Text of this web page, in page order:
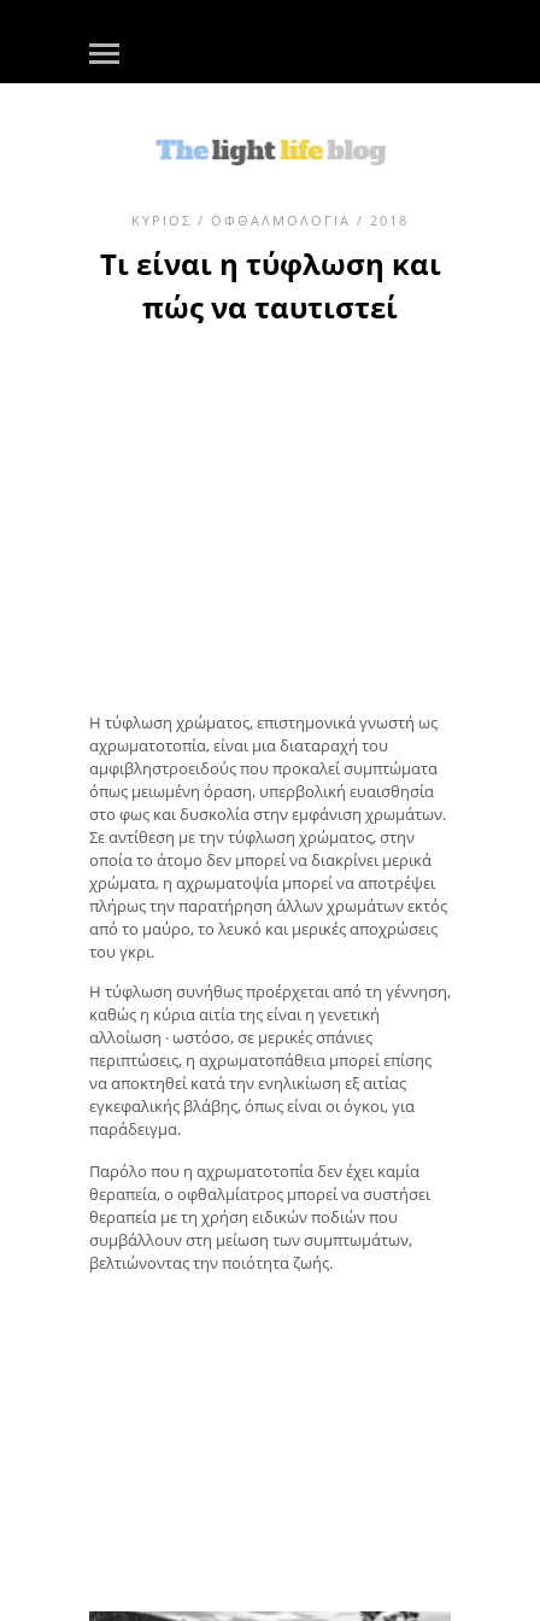
ΚΎΡΙΟΣ / ΟΦΘΑΛΜΟΛΟΓΊΑ / 2018
Τι είναι η τύφλωση και
πώς να ταυτιστεί
Η τύφλωση χρώματος, επιστημονικά γνωστή ως
αχρωματοτοπία, είναι μια διαταραχή του
αμφιβληστροειδούς που προκαλεί συμπτώματα
όπως μειωμένη όραση, υπερβολική ευαισθησία
στο φως και δυσκολία στην εμφάνιση χρωμάτων.
Σε αντίθεση με την τύφλωση χρώματος, στην
οποία το άτομο δεν μπορεί να διακρίνει μερικά
χρώματα, η αχρωματοψία μπορεί να αποτρέψει
πλήρως την παρατήρηση άλλων χρωμάτων εκτός
από το μαύρο, το λευκό και μερικές αποχρώσεις
του γκρι.
Η τύφλωση συνήθως προέρχεται από τη γέννηση,
καθώς η κύρια αιτία της είναι η γενετική
αλλοίωση · ωστόσο, σε μερικές σπάνιες
περιπτώσεις, η αχρωματοπάθεια μπορεί επίσης
να αποκτηθεί κατά την ενηλικίωση εξ αιτίας
εγκεφαλικής βλάβης, όπως είναι οι όγκοι, για
παράδειγμα.
Παρόλο που η αχρωματοτοπία δεν έχει καμία
θεραπεία, ο οφθαλμίατρος μπορεί να συστήσει
θεραπεία με τη χρήση ειδικών ποδιών που
συμβάλλουν στη μείωση των συμπτωμάτων,
βελτιώνοντας την ποιότητα ζωής.